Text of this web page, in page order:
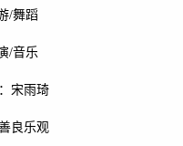
/舞蹈
/音乐
宋雨琦
良乐观